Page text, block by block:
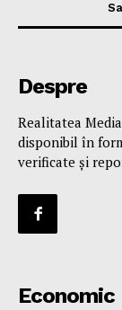
Despre
Realitatea
disponibil în
verificate și
Economic